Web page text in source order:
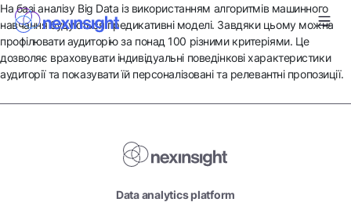
На базі аналізу Big Data із використанням алгоритмів машинного
навчання будуються предикативні моделі. Завдяки цьому можна
профілювати аудиторію за понад 100 різними критеріями. Це
дозволяє враховувати індивідуальні поведінкові характеристики
аудиторії та показувати їй персоналізовані та релевантні пропозиції.
Data analytics platform